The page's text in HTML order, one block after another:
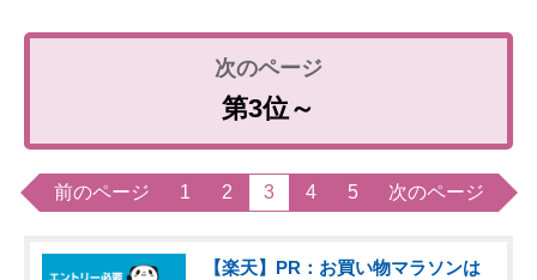
第3位～
前のページ 1 2 3 4 5 次のページ
【楽天】PR：お買い物マラソンは